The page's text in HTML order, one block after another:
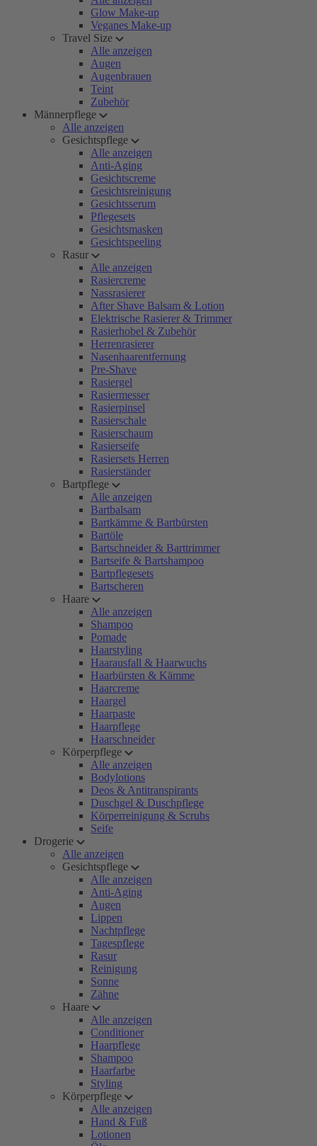
Glow Make-up
Veganes Make-up
Travel Size
Alle anzeigen
Augen
Augenbrauen
Teint
Zubehör
Männerpflege
Alle anzeigen
Gesichtspflege
Alle anzeigen
Anti-Aging
Gesichtscreme
Gesichtsreinigung
Gesichtsserum
Pflegesets
Gesichtsmasken
Gesichtspeeling
Rasur
Alle anzeigen
Rasiercreme
Nassrasierer
After Shave Balsam & Lotion
Elektrische Rasierer & Trimmer
Rasierhobel & Zubehör
Herrenrasierer
Nasenhaarentfernung
Pre-Shave
Rasiergel
Rasiermesser
Rasierpinsel
Rasierschale
Rasierschaum
Rasierseife
Rasiersets Herren
Rasierständer
Bartpflege
Alle anzeigen
Bartbalsam
Bartkämme & Bartbürsten
Bartöle
Bartschneider & Barttrimmer
Bartseife & Bartshampoo
Bartpflegesets
Bartscheren
Haare
Alle anzeigen
Shampoo
Pomade
Haarstyling
Haarausfall & Haarwuchs
Haarbürsten & Kämme
Haarcreme
Haargel
Haarpaste
Haarpflege
Haarschneider
Körperpflege
Alle anzeigen
Bodylotions
Deos & Antitranspirants
Duschgel & Duschpflege
Körperreinigung & Scrubs
Seife
Drogerie
Alle anzeigen
Gesichtspflege
Alle anzeigen
Anti-Aging
Augen
Lippen
Nachtpflege
Tagespflege
Rasur
Reinigung
Sonne
Zähne
Haare
Alle anzeigen
Conditioner
Haarpflege
Shampoo
Haarfarbe
Styling
Körperpflege
Alle anzeigen
Hand & Fuß
Lotionen